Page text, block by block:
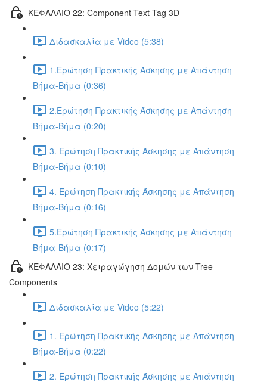
ΚΕΦΑΛΑΙΟ 22: Component Text Tag 3D
Διδασκαλία με Video (5:38)
1.Ερώτηση Πρακτικής Άσκησης με Απάντηση
Βήμα-Βήμα (0:36)
2.Ερώτηση Πρακτικής Άσκησης με Απάντηση
Βήμα-Βήμα (0:20)
3. Ερώτηση Πρακτικής Άσκησης με Απάντηση
Βήμα-Βήμα (0:10)
4. Ερώτηση Πρακτικής Άσκησης με Απάντηση
Βήμα-Βήμα (0:16)
5.Ερώτηση Πρακτικής Άσκησης με Απάντηση
Βήμα-Βήμα (0:17)
ΚΕΦΑΛΑΙΟ 23: Χειραγώγηση Δομών των Tree
Components
Διδασκαλία με Video (5:22)
1. Ερώτηση Πρακτικής Άσκησης με Απάντηση
Βήμα-Βήμα (0:22)
2. Ερώτηση Πρακτικής Άσκησης με Απάντηση